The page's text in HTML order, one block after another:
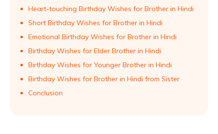
Heart-touching Birthday Wishes for Brother in Hindi
Short Birthday Wishes for Brother in Hindi
Emotional Birthday Wishes for Brother in Hindi
Birthday Wishes for Elder Brother in Hindi
Birthday Wishes for Younger Brother in Hindi
Birthday Wishes for Brother in Hindi from Sister
Conclusion